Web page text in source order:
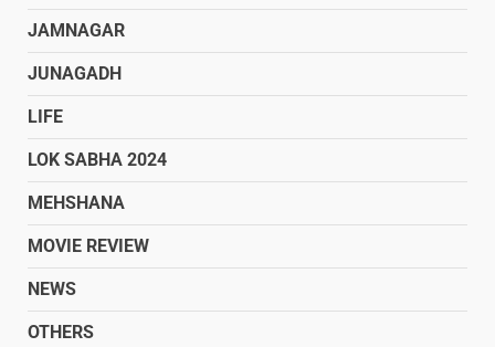
JAMNAGAR
JUNAGADH
LIFE
LOK SABHA 2024
MEHSHANA
MOVIE REVIEW
NEWS
OTHERS